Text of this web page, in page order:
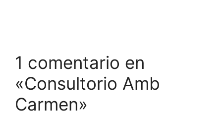
1 comentario en
«Consultorio Amb
Carmen»